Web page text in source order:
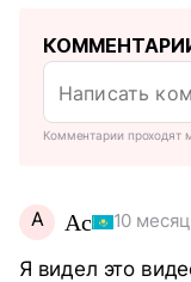
Комментарии проходят
А Ас 10
Я видел это